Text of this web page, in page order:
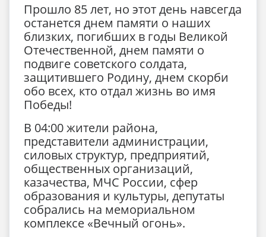
Прошло 85 лет, но этот день навсегда
останется днем памяти о наших
близких, погибших в годы Великой
Отечественной, днем памяти о
подвиге советского солдата,
защитившего Родину, днем скорби
обо всех, кто отдал жизнь во имя
Победы!
В 04:00 жители района,
представители администрации,
силовых структур, предприятий,
общественных организаций,
казачества, МЧС России, сфер
образования и культуры, депутаты
собрались на мемориальном
комплексе «Вечный огонь».